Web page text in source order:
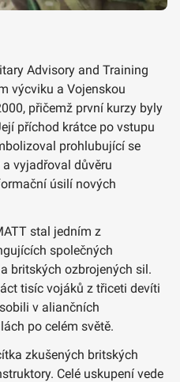
Advisory and Training
výcviku a Vojenskou
přičemž první kurzy byly
příchod krátce po vstupu
prohlubující se
vyjadřoval důvěru
úsilí nových
stal jedním z
společných
britských ozbrojených sil.
tisíc vojáků z třiceti devíti
v aliančních
po celém světě.
zkušených britských
Celé uskupení vede